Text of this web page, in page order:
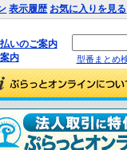
表示履歴 お気に入りを見る
いのご案内
内
型番まとめ